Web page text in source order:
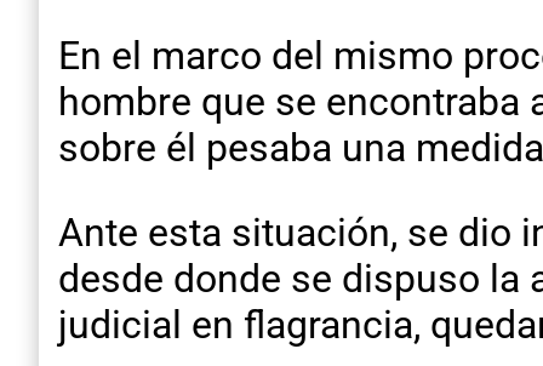
En el marco del mismo
hombre que se encontraba
sobre él pesaba una
Ante esta situación, se dio
desde donde se dispuso la
judicial en flagrancia,